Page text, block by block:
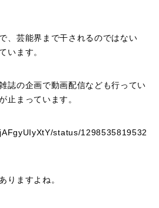
、芸能界まで干されるのではない
います。
誌の企画で動画配信なども行ってい
止まっています。
status/1298535819532
りますよね。